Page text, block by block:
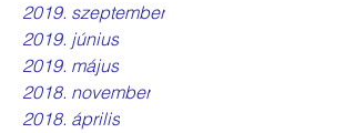
2019. szeptember
2019. június
2019. május
2018. november
2018. április